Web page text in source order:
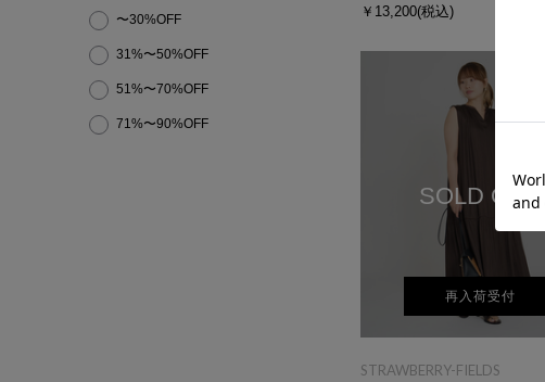
〜30%OFF
31%〜50%OFF
51%〜70%OFF
71%〜90%OFF
￥13,200(税込)
SOLD OUT
再入荷受付
STRAWBERRY-FIELDS